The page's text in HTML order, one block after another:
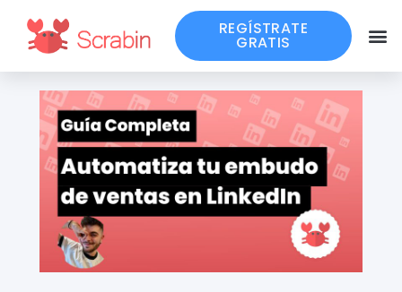
REGÍSTRATE
GRATIS